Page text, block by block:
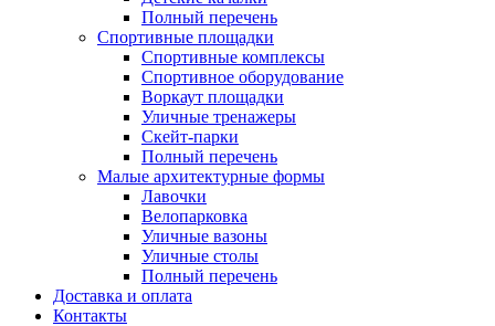
Полный перечень
Спортивные площадки
Спортивные комплексы
Спортивное оборудование
Воркаут площадки
Уличные тренажеры
Скейт-парки
Полный перечень
Малые архитектурные формы
Лавочки
Велопарковка
Уличные вазоны
Уличные столы
Полный перечень
Доставка и оплата
Контакты